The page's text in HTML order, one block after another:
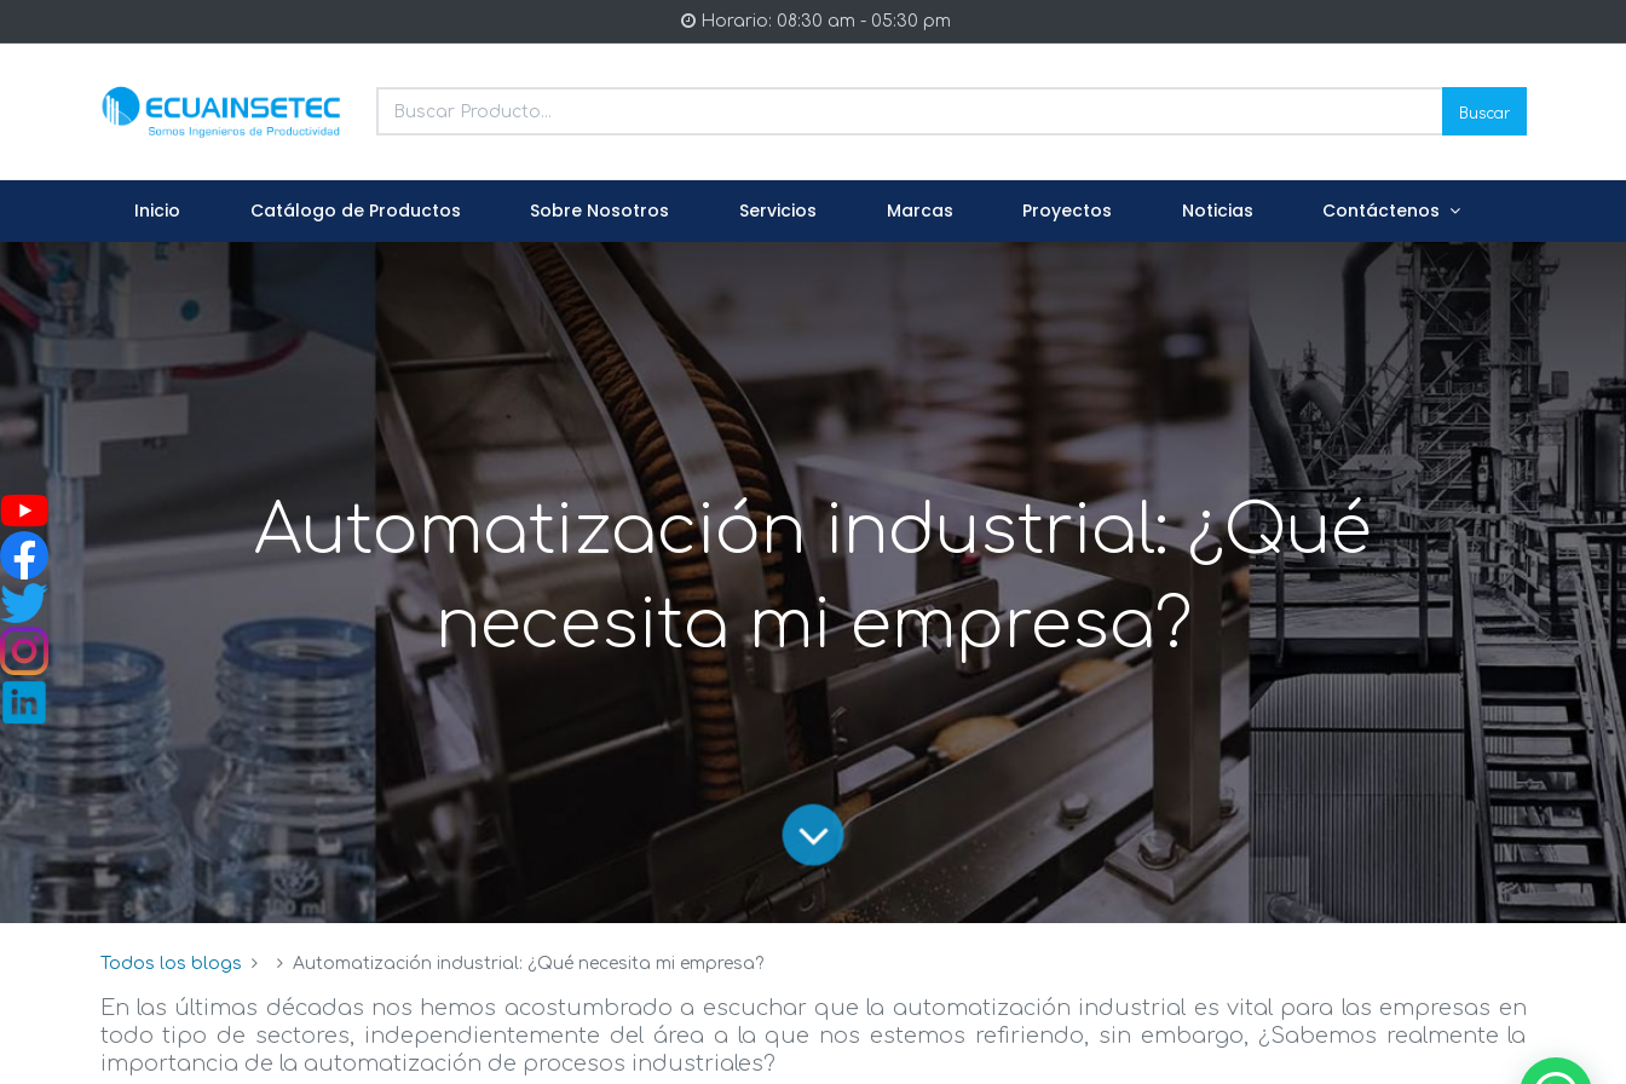
Horario: 08:30 am - 05:30 pm
Buscar
Inicio Catálogo de Productos Sobre Nosotros Servicios Marcas Proyectos Noticias Contáctenos
Automatización industrial: ¿Qué
necesita mi empresa?
Todos los blogs Automatización industrial: ¿Qué necesita mi empresa?
En las últimas décadas nos hemos acostumbrado a escuchar que la automatización industrial es vital para las empresas en
todo tipo de sectores, independientemente del área a la que nos estemos refiriendo, sin embargo, ¿Sabemos realmente la
importancia de la automatización de procesos industriales?